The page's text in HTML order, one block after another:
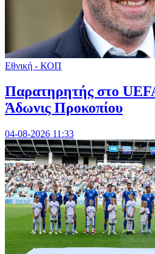
Εθνική - ΚΟΠ
Παρατηρητής στο
Άδωνις Προκοπίου
04-08-2026 11:33